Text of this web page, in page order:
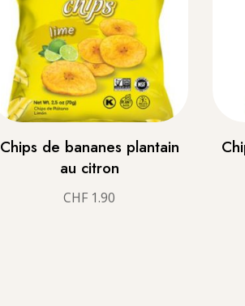
Chips de bananes plantain
au citron
CHF 1.90